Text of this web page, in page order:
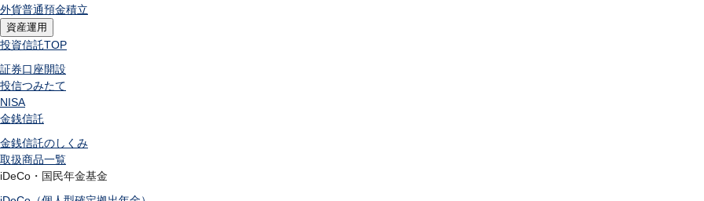
外貨普通預金積立
資産運用
投資信託TOP
証券口座開設
投信つみたて
NISA
金銭信託
金銭信託のしくみ
取扱商品一覧
iDeCo・国民年金基金